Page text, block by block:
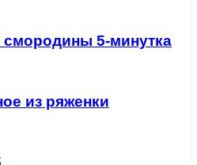
5-минутка
из ряженки